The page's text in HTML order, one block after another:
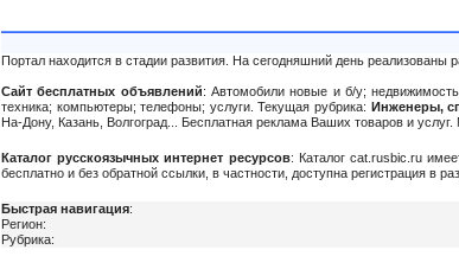
Портал находится в стадии развития. На сегодняшний день реализованы
Сайт бесплатных объявлений: Автомобили новые и б/у;
техника; компьютеры; телефоны; услуги. Текущая рубрика: Инженеры,
На-Дону, Казань, Волгоград... Бесплатная реклама Ваших товаров и
Каталог русскоязычных интернет ресурсов: Каталог cat.rusbic.ru
бесплатно и без обратной ссылки, в частности, доступна регистрация в
Быстрая навигация:
Регион:
Рубрика: